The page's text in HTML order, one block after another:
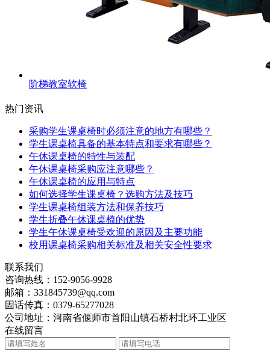
阶梯教室软椅
热门资讯
采购学生课桌椅时必须注意的地方有哪些？
学生课桌椅具备的基本特点和要求有哪些？
午休课桌椅的特性与装配
午休课桌椅采购应注意哪些？
午休课桌椅的应用与特点
如何选择学生课桌椅？选购方法及技巧
学生课桌椅组装方法和保养技巧
学生折叠午休课桌椅的优势
学生午休课桌椅受欢迎的原因及主要功能
校用课桌椅采购相关标准及相关安全性要求
联系我们
咨询热线： 152-9056-9928
邮箱： 331845739@qq.com
固话传真： 0379-65277028
公司地址：河南省偃师市首阳山镇石桥村北环工业区
在线留言